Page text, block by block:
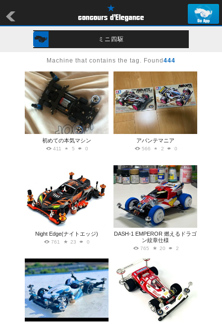
ミニ四駆
Machine that contains the tag. Found 444
初めての本気マシン
411 5 0
アバンテマニア
566 2 0
Night Edge(ナイトエッジ)
761 23 0
DASH-1 EMPEROR 燃えるドラゴ
ン紋章仕様
765 20 2